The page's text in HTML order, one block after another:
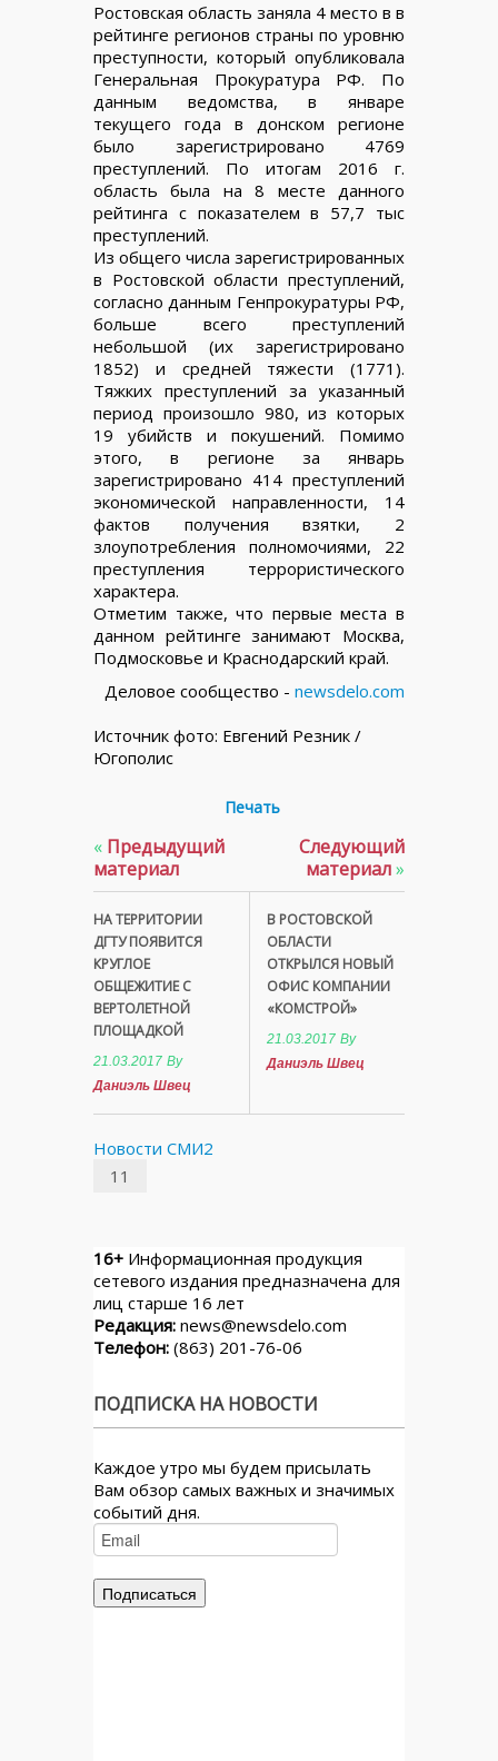
Ростовская область заняла 4 место в в
рейтинге регионов страны по уровню
преступности, который опубликовала
Генеральная Прокуратура РФ. По
данным ведомства, в январе
текущего года в донском регионе
было зарегистрировано 4769
преступлений. По итогам 2016 г.
область была на 8 месте данного
рейтинга с показателем в 57,7 тыс
преступлений.
Из общего числа зарегистрированных
в Ростовской области преступлений,
согласно данным Генпрокуратуры РФ,
больше всего преступлений
небольшой (их зарегистрировано
1852) и средней тяжести (1771).
Тяжких преступлений за указанный
период произошло 980, из которых
19 убийств и покушений. Помимо
этого, в регионе за январь
зарегистрировано 414 преступлений
экономической направленности, 14
фактов получения взятки, 2
злоупотребления полномочиями, 22
преступления террористического
характера.
Отметим также, что первые места в
данном рейтинге занимают Москва,
Подмосковье и Краснодарский край.
Деловое сообщество - newsdelo.com
Источник фото: Евгений Резник /
Югополис
Печать
« Предыдущий
материал
НА ТЕРРИТОРИИ
ДГТУ ПОЯВИТСЯ
КРУГЛОЕ
ОБЩЕЖИТИЕ С
ВЕРТОЛЕТНОЙ
ПЛОЩАДКОЙ
21.03.2017 By
Даниэль Швец
Следующий
материал»
В РОСТОВСКОЙ
ОБЛАСТИ
ОТКРЫЛСЯ НОВЫЙ
ОФИС КОМПАНИИ
«КОМСТРОЙ»
21.03.2017 By
Даниэль Швец
Новости СМИ2
11
16+ Информационная продукция
сетевого издания предназначена для
лиц старше 16 лет
Редакция: news@newsdelo.com
Телефон: (863) 201-76-06
ПОДПИСКА НА НОВОСТИ
Каждое утро мы будем присылать
Вам обзор самых важных и значимых
событий дня.